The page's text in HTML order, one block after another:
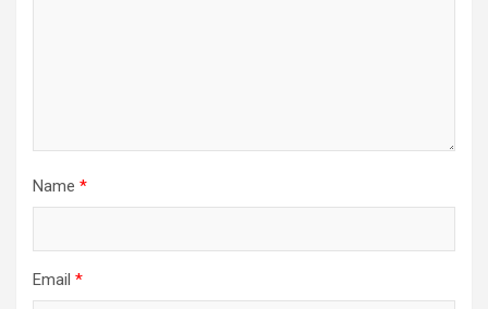
Name *
Email *